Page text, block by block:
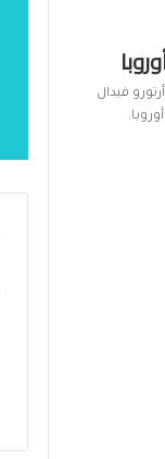
فيدال
15 عاما في أوروبا.